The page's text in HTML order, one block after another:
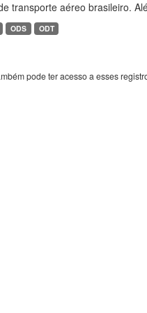
transporte aéreo brasileiro.
ODS ODT
pode ter acesso a esses